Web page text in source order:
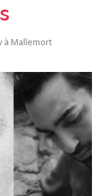
à Mallemort